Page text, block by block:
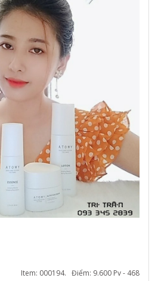
Item: 000194. Điểm: 9.600 Pv - 468